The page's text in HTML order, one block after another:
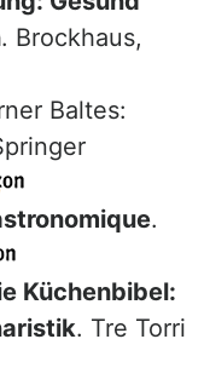
. Brockhaus,
Baltes:
.
Küchenbibel:
. Tre Torri